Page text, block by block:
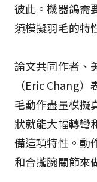
彼此。機器鴿需
須模擬羽毛的特
論文共同作者、
（Eric Chang
毛動作盡量模擬
狀就能大幅轉彎
備這項特性。動
和合攏腕關節來